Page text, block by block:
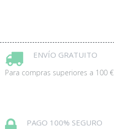
ENVÍO GRATUITO
Para compras superiores a 100 €
PAGO 100% SEGURO